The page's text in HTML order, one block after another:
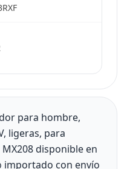
para hombre,
ligeras, para
disponible en
importado con envío